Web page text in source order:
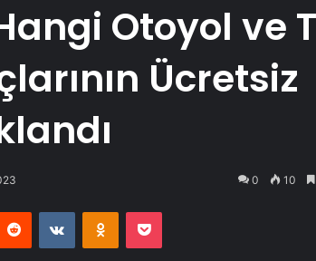
Otoyol ve
Ücretsiz
0 10
Reddit VKontakteOdnoklassniki
Pocket